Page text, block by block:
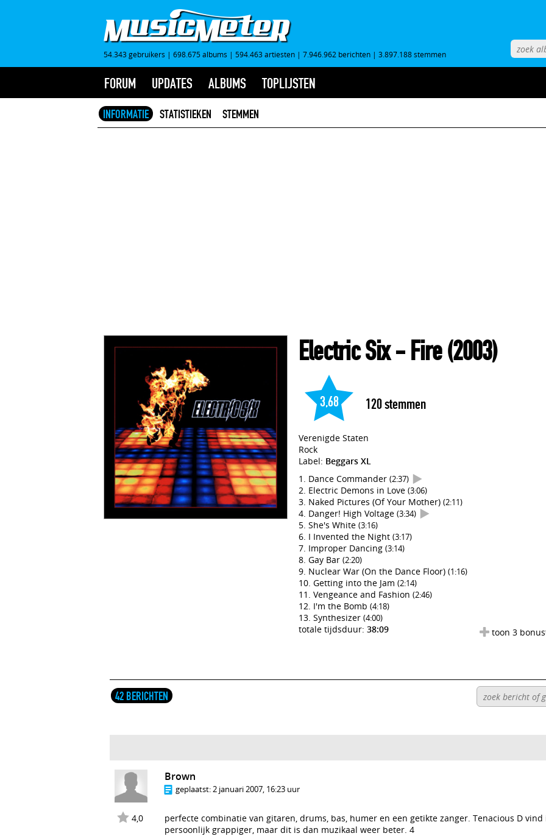
54.343 gebruikers | 698.675 albums | 594.463 artiesten | 7.946.962 berichten | 3.897.188 stemmen
FORUM UPDATES ALBUMS TOPLIJSTEN
INFORMATIE STATISTIEKEN STEMMEN
Electric Six- Fire(2003)
3,68 120stemmen
Verenigde Staten
Rock
Label: Beggars XL
Dance Commander (2:37)
Electric Demons in Love (3:06)
Naked Pictures (Of Your Mother) (2:11)
Danger! High Voltage (3:34)
She's White (3:16)
I Invented the Night (3:17)
Improper Dancing (3:14)
Gay Bar (2:20)
Nuclear War (On the Dance Floor) (1:16)
Getting into the Jam (2:14)
Vengeance and Fashion (2:46)
I'm the Bomb (4:18)
Synthesizer (4:00)
toon 3
totale tijdsduur: 38:09
42 BERICHTEN
4,0
Brown
geplaatst:2 januari 2007, 16:23 uur
perfecte combinatie van gitaren, drums, bas, humer en een getikte zanger. Tenacious D vind
persoonlijk grappiger, maar dit is dan muzikaal weer beter. 4